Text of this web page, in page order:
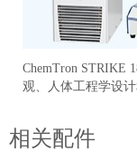
ChemTron STRIKE
观、人体工程学设
相关配件